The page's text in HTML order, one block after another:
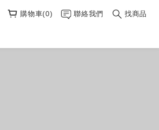
購物車(0) 聯絡我們 找商品